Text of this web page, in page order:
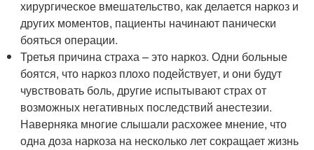
хирургическое вмешательство, как делается наркоз и
других моментов, пациенты начинают панически
бояться операции.
Третья причина страха – это наркоз. Одни больные
боятся, что наркоз плохо подействует, и они будут
чувствовать боль, другие испытывают страх от
возможных негативных последствий анестезии.
Наверняка многие слышали расхожее мнение, что
одна доза наркоза на несколько лет сокращает жизнь